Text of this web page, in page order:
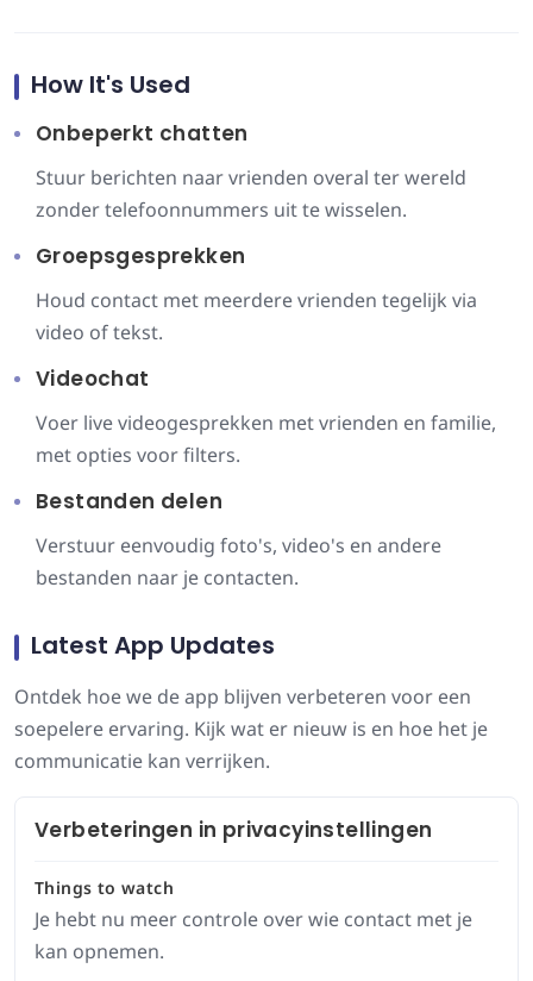
How It's Used
Onbeperkt chatten
Stuur berichten naar vrienden overal ter wereld
zonder telefoonnummers uit te wisselen.
Groepsgesprekken
Houd contact met meerdere vrienden tegelijk via
video of tekst.
Videochat
Voer live videogesprekken met vrienden en familie,
met opties voor filters.
Bestanden delen
Verstuur eenvoudig foto's, video's en andere
bestanden naar je contacten.
Latest App Updates
Ontdek hoe we de app blijven verbeteren voor een
soepelere ervaring. Kijk wat er nieuw is en hoe het je
communicatie kan verrijken.
Verbeteringen in privacyinstellingen
Things to watch
Je hebt nu meer controle over wie contact met je
kan opnemen.